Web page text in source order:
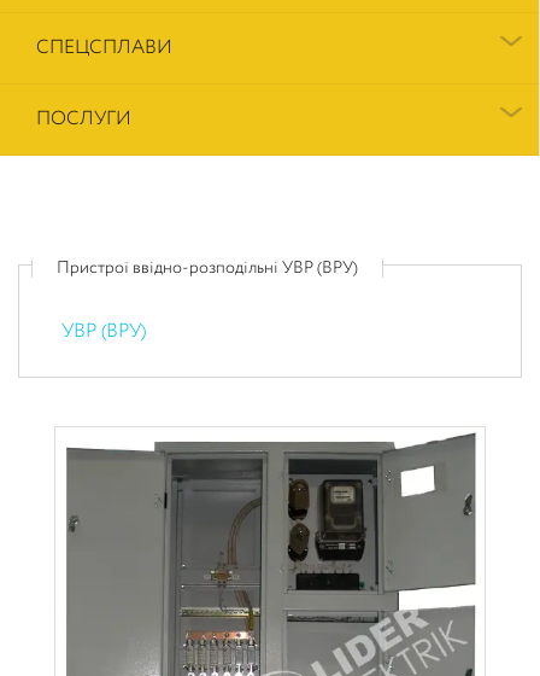
СПЕЦСПЛАВИ
ПОСЛУГИ
Пристрої ввідно-розподільні УВР (ВРУ)
УВР (ВРУ)